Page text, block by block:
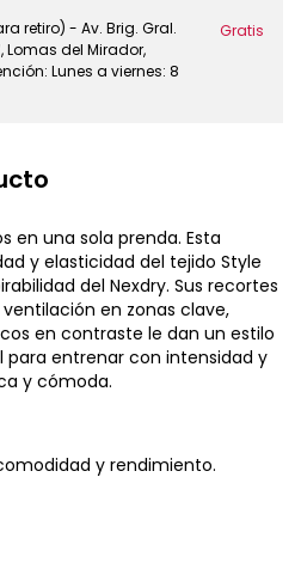
retiro) - Av. Brig. Gral.
Lomas del Mirador,
Lunes a viernes: 8
Gratis
en una sola prenda. Esta
y elasticidad del tejido Style
del Nexdry. Sus recortes
en zonas clave,
en contraste le dan un estilo
para entrenar con intensidad y
y cómoda.
y rendimiento.